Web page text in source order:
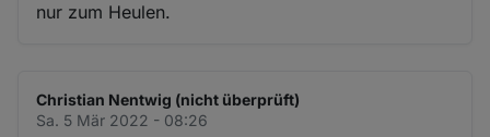
nur zum Heulen.
Christian Nentwig (nicht überprüft)
Sa. 5 Mär 2022 - 08:26